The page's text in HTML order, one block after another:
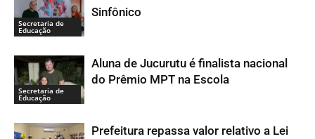
Secretaria de
Educação
Sinfônico
Secretaria de
Educação
Aluna de Jucurutu é finalista nacional
do Prêmio MPT na Escola
Prefeitura repassa valor relativo a Lei